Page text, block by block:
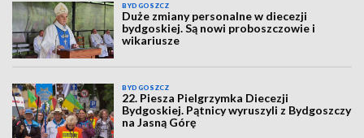
BYDGOSZCZ
Duże zmiany personalne w diecezji
bydgoskiej. Są nowi proboszczowie i
wikariusze
BYDGOSZCZ
22. Piesza Pielgrzymka Diecezji
Bydgoskiej. Pątnicy wyruszyli z Bydgoszczy
na Jasną Górę